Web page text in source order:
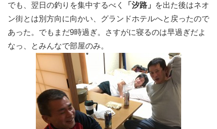
でも、翌日の釣りを集中するべく 「汐路」
を出た後はネオ
ン街とは別方向に向かい、グランドホテルへと戻ったので
あった。でもまだ9時過ぎ。さすがに寝るのは早過ぎだよ
なっ、とみんなで部屋のみ。